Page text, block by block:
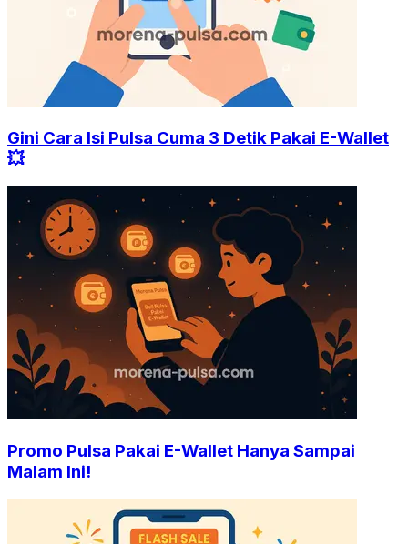
Gini Cara Isi Pulsa Cuma 3 Detik Pakai E-Wallet
💥
Promo Pulsa Pakai E-Wallet Hanya Sampai
Malam Ini!